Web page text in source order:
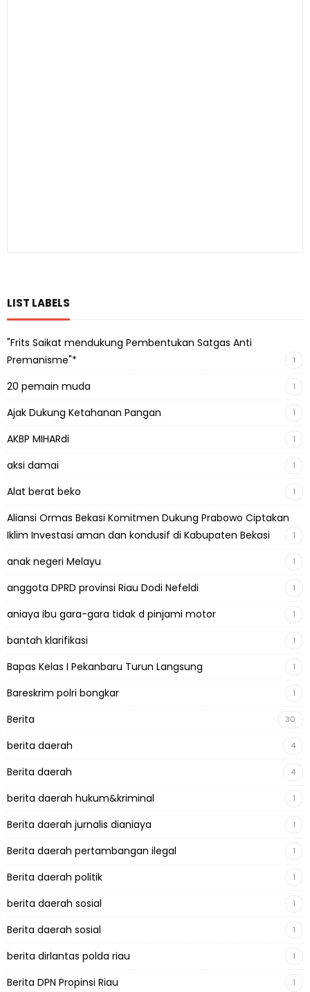
LIST LABELS
"Frits Saikat mendukung Pembentukan Satgas Anti
Premanisme"*
1
20 pemain muda 1
Ajak Dukung Ketahanan Pangan 1
AKBP MIHARdi 1
aksi damai 1
Alat berat beko 1
Aliansi Ormas Bekasi Komitmen Dukung Prabowo Ciptakan
Iklim Investasi aman dan kondusif di Kabupaten Bekasi
1
anak negeri Melayu 1
anggota DPRD provinsi Riau Dodi Nefeldi 1
aniaya ibu gara-gara tidak d pinjami motor 1
bantah klarifikasi 1
Bapas Kelas I Pekanbaru Turun Langsung 1
Bareskrim polri bongkar 1
Berita 30
berita daerah 4
Berita daerah 4
berita daerah hukum&kriminal 1
Berita daerah jurnalis dianiaya 1
Berita daerah pertambangan ilegal 1
Berita daerah politik 1
berita daerah sosial 1
Berita daerah sosial 1
berita dirlantas polda riau 1
Berita DPN Propinsi Riau 1